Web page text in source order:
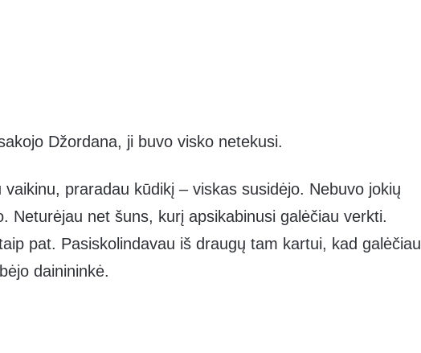
Džordana, ji buvo visko netekusi.
praradau kūdikį – viskas susidėjo. Nebuvo jokių
Neturėjau net šuns, kurį apsikabinusi galėčiau verkti.
pat. Pasiskolindavau iš draugų tam kartui, kad galėčiau
dainininkė.